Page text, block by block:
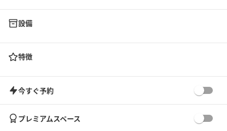
設備
特徴
今すぐ予約
プレミアムスペース